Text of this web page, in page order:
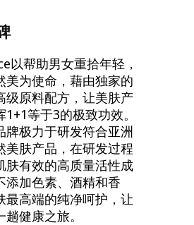
以帮助男女重拾年轻，
美为使命，藉由独家的
级原料配方，让美肤产
等于3的极致功效。
牌极力于研发符合亚洲
美肤产品，在研发过程
肤有效的高质量活性成
添加色素、酒精和香
最高端的纯净呵护，让
健康之旅。